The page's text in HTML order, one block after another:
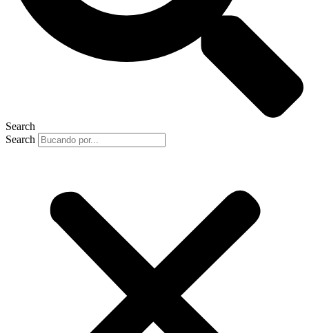
Search
Search